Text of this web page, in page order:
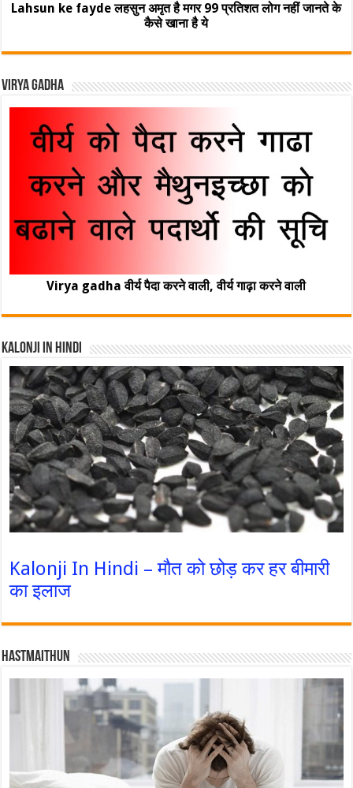
Lahsun ke fayde लहसुन अमृत है मगर 99 प्रतिशत लोग नहीं जानते के
कैसे खाना है ये
Virya Gadha
Virya gadha वीर्य पैदा करने वाली, वीर्य गाढ़ा करने वाली
Kalonji In Hindi
Kalonji In Hindi – मौत को छोड़ कर हर बीमारी
का इलाज
Hastmaithun